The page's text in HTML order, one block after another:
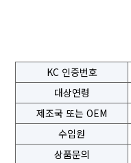
KC 인증번호
대상연령
제조국 또는 OEM
수입원
상품문의